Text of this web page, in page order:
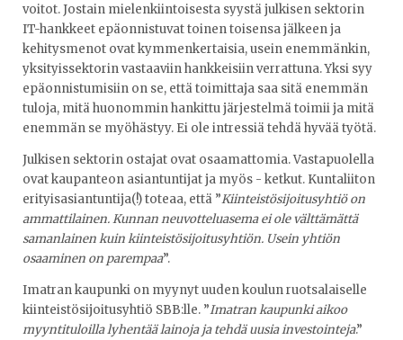
voitot. Jostain mielenkiintoisesta syystä julkisen sektorin
IT-hankkeet epäonnistuvat toinen toisensa jälkeen ja
kehitysmenot ovat kymmenkertaisia, usein enemmänkin,
yksityissektorin vastaaviin hankkeisiin verrattuna. Yksi syy
epäonnistumisiin on se, että toimittaja saa sitä enemmän
tuloja, mitä huonommin hankittu järjestelmä toimii ja mitä
enemmän se myöhästyy. Ei ole intressiä tehdä hyvää työtä.
Julkisen sektorin ostajat ovat osaamattomia. Vastapuolella
ovat kaupanteon asiantuntijat ja myös - ketkut. Kuntaliiton
erityisasiantuntija(!) toteaa, että ”Kiinteistösijoitusyhtiö on
ammattilainen. Kunnan neuvotteluasema ei ole välttämättä
samanlainen kuin kiinteistösijoitusyhtiön. Usein yhtiön
osaaminen on parempaa”.
Imatran kaupunki on myynyt uuden koulun ruotsalaiselle
kiinteistösijoitusyhtiö SBB:lle. ”Imatran kaupunki aikoo
myyntituloilla lyhentää lainoja ja tehdä uusia investointeja.”